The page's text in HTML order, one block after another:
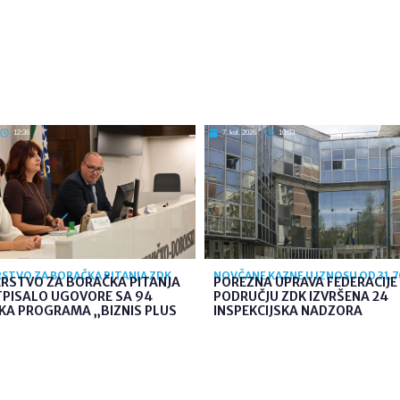
12:36
ZA BORAČKA PITANJA ZDK
ZA BORAČKA PITANJA
UGOVORE SA 94
PROGRAMA „BIZNIS PLUS
7. kol. 2026 10:03
NOVČANE KAZNE U IZNOSU OD
POREZNA UPRAVA
PODRUČJU ZDK IZVRŠENA 24
INSPEKCIJSKA NADZORA